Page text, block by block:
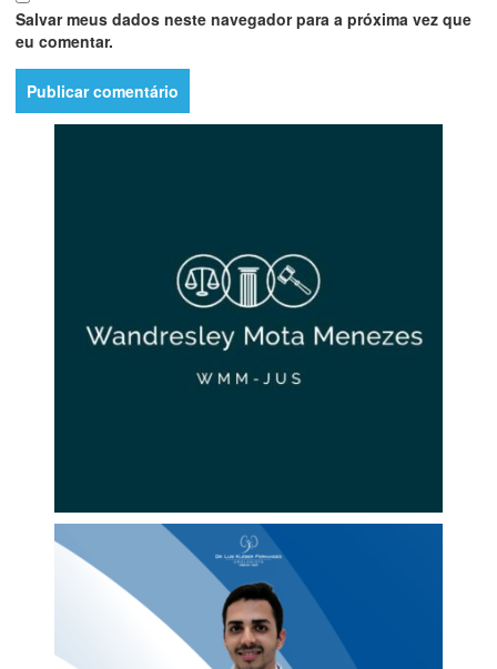
Salvar meus dados neste navegador para a próxima vez que
eu comentar.